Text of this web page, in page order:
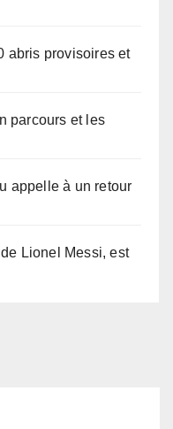
abris provisoires et
parcours et les
appelle à un retour
Lionel Messi, est